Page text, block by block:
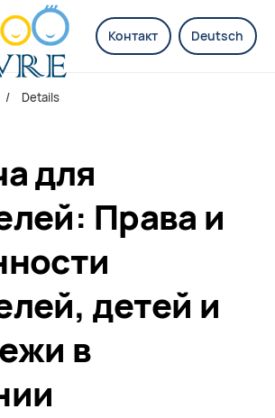
Контакт Deutsch
Details
для
Права и
детей и
в